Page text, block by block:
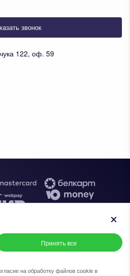
звонок
122, оф. 59
ответственностью "ИВК ВЕЛЕС",
№0091620 выдано
района г.Бреста, 30 апреля 2019г. В
Беларусь с 27 ноября 2023г.
Принять все
на обработку файлов cookie в